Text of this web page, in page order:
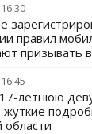
правил
призывать
летнюю
области